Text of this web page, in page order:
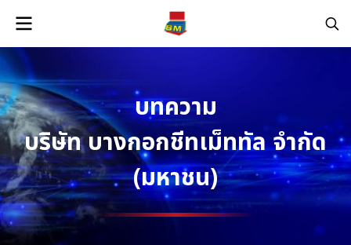
บทความ
บริษัท บางกอกชีทเม็ททัล จำกัด
(มหาชน)